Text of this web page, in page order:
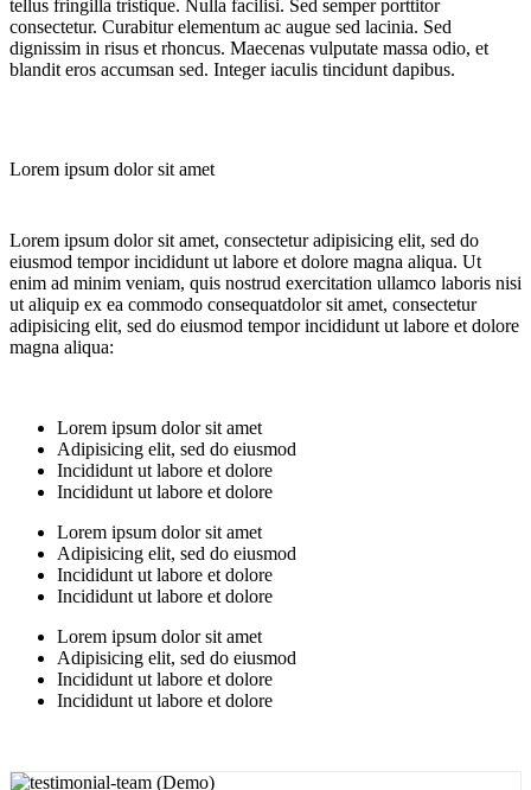
tellus fringilla tristique. Nulla facilisi. Sed semper porttitor
consectetur. Curabitur elementum ac augue sed lacinia. Sed
dignissim in risus et rhoncus. Maecenas vulputate massa odio, et
blandit eros accumsan sed. Integer iaculis tincidunt dapibus.
Lorem ipsum dolor sit amet
Lorem ipsum dolor sit amet, consectetur adipisicing elit, sed do
eiusmod tempor incididunt ut labore et dolore magna aliqua. Ut
enim ad minim veniam, quis nostrud exercitation ullamco laboris nisi
ut aliquip ex ea commodo consequatdolor sit amet, consectetur
adipisicing elit, sed do eiusmod tempor incididunt ut labore et dolore
magna aliqua:
Lorem ipsum dolor sit amet
Adipisicing elit, sed do eiusmod
Incididunt ut labore et dolore
Incididunt ut labore et dolore
Lorem ipsum dolor sit amet
Adipisicing elit, sed do eiusmod
Incididunt ut labore et dolore
Incididunt ut labore et dolore
Lorem ipsum dolor sit amet
Adipisicing elit, sed do eiusmod
Incididunt ut labore et dolore
Incididunt ut labore et dolore